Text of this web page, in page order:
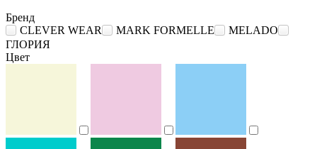
Бренд
CLEVER WEAR
MARK FORMELLE
MELADO
ГЛОРИЯ
Цвет